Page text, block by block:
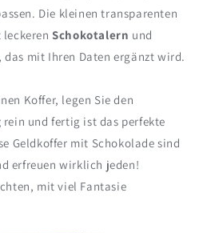
Die kleinen transparenten
Schokotalern und
mit Ihren Daten ergänzt wird.
Koffer, legen Sie den
rein und fertig ist das perfekte
Geldkoffer mit Schokolade sind
erfreuen wirklich jeden!
mit viel Fantasie